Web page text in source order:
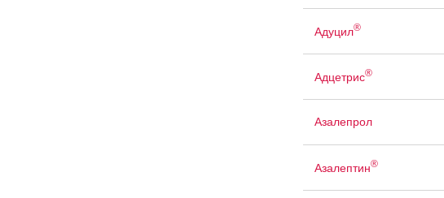
Адуцил®
Адцетрис®
Азалепрол
Азалептин®